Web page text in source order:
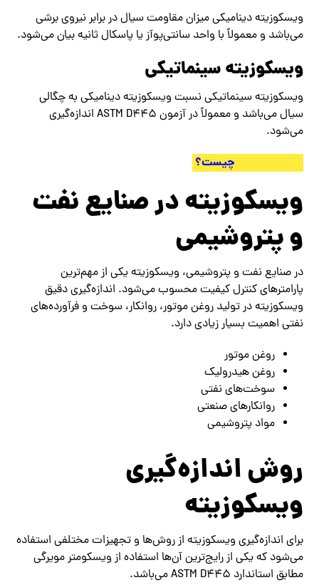
ویسکوزیته دینامیکی میزان مقاومت سیال در برابر نیروی برشی
می‌باشد و معمولاً با واحد سانتی‌پوآز یا پاسکال ثانیه بیان می‌شود.
ویسکوزیته سینماتیکی
ویسکوزیته سینماتیکی نسبت ویسکوزیته دینامیکی به چگالی
سیال می‌باشد و معمولاً در آزمون ASTM D445 اندازه‌گیری
می‌شود.
ویسکوزیته در صنایع نفت
و پتروشیمی
در صنایع نفت و پتروشیمی، ویسکوزیته یکی از مهم‌ترین
پارامترهای کنترل کیفیت محسوب می‌شود. اندازه‌گیری دقیق
ویسکوزیته در تولید روغن موتور، روانکار، سوخت و فرآورده‌های
نفتی اهمیت بسیار زیادی دارد.
روغن موتور
روغن هیدرولیک
سوخت‌های نفتی
روانکارهای صنعتی
مواد پتروشیمی
روش اندازه‌گیری
ویسکوزیته
برای اندازه‌گیری ویسکوزیته از روش‌ها و تجهیزات مختلفی استفاده
می‌شود که یکی از رایج‌ترین آن‌ها استفاده از ویسکومتر مویرگی
مطابق استاندارد ASTM D445 می‌باشد.